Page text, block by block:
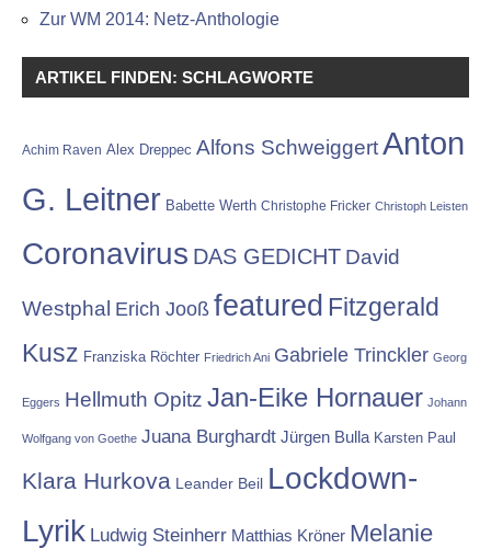
Zur WM 2014: Netz-Anthologie
ARTIKEL FINDEN: SCHLAGWORTE
Achim Raven Alex Dreppec Alfons SchweiggertAnton
G. Leitner Babette Werth Christophe Fricker Christoph Leisten
Coronavirus DAS GEDICHT David
Westphal Erich Jooß featured Fitzgerald
Kusz Franziska Röchter Friedrich Ani Gabriele Trinckler Georg
Eggers Hellmuth Opitz Jan-Eike Hornauer Johann
Wolfgang von Goethe Juana Burghardt Jürgen Bulla Karsten Paul
Klara Hurkova Leander Beil Lockdown-
Lyrik Ludwig Steinherr Matthias Kröner Melanie